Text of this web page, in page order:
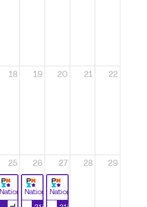
18 19 20 21 22
25
National
26
National
27
National
28 29